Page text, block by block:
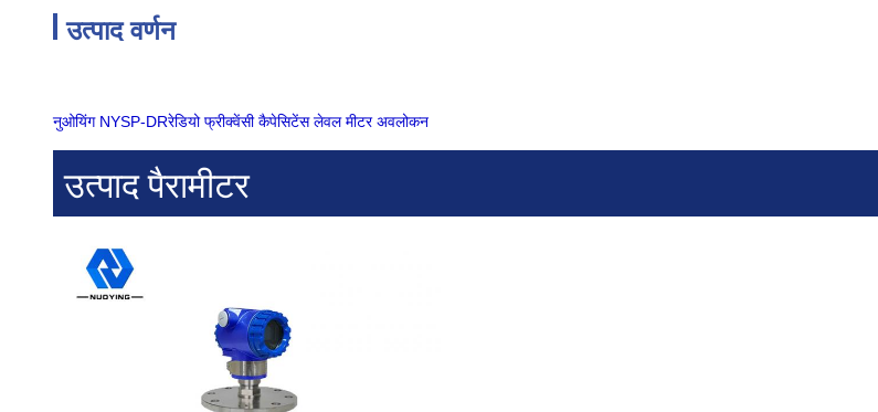
उत्पाद वर्णन
नुओयिंग NYSP-DRरेडियो फ्रीक्वेंसी कैपेसिटेंस लेवल मीटर अवलोकन
उत्पाद पैरामीटर